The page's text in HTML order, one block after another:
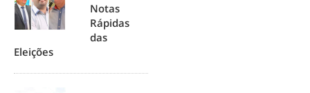
Notas
Rápidas
das
Eleições